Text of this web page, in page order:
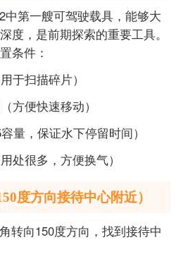
中第一艘可驾驶载具，能够大
度，是前期探索的重要工具。
条件：
于扫描碎片）
方便快速移动）
量，保证水下停留时间）
处很多，方便换气）
度方向接待中心附近）
转向150度方向，找到接待中